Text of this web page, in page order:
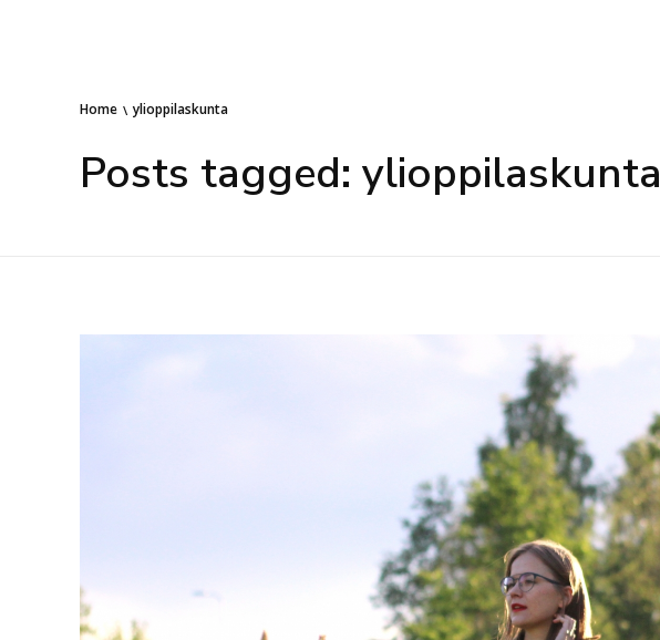
Home ylioppilaskunta
Posts tagged: ylioppilaskunta